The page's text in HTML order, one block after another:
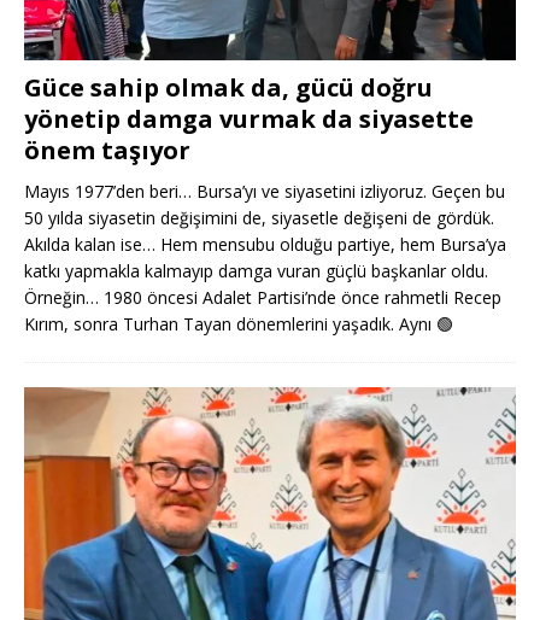
Güce sahip olmak da, gücü doğru
yönetip damga vurmak da siyasette
önem taşıyor
Mayıs 1977’den beri… Bursa’yı ve siyasetini izliyoruz. Geçen bu
50 yılda siyasetin değişimini de, siyasetle değişeni de gördük.
Akılda kalan ise… Hem mensubu olduğu partiye, hem Bursa’ya
katkı yapmakla kalmayıp damga vuran güçlü başkanlar oldu.
Örneğin… 1980 öncesi Adalet Partisi’nde önce rahmetli Recep
Kırım, sonra Turhan Tayan dönemlerini yaşadık. Aynı 🟢